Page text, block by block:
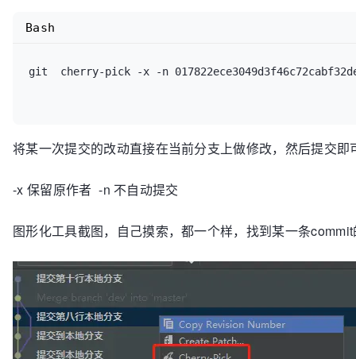
git  cherry-pick -x -n
Bash
将某一次提交的改动直接在当前分支上做修改，然后提交
-x 保留原作者 -n 不自动提交
图形化工具截图，自己摸索，都一个样，找到某一条